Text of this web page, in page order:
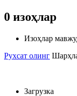
0 изоҳлар
Изоҳлар
Рухсат олинг
Загрузка